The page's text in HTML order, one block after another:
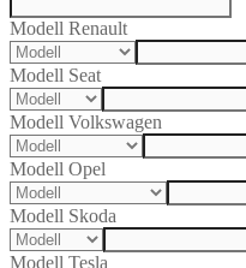
Modell Renault
Modell Seat
Modell Volkswagen
Modell Opel
Modell Skoda
Modell Tesla